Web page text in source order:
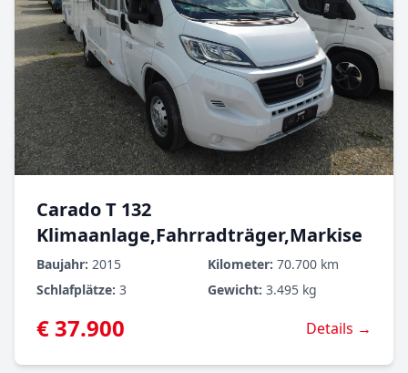
Carado T 132
Klimaanlage,Fahrradträger,Markise
Baujahr: 2015 Kilometer: 70.700 km
Schlafplätze: 3 Gewicht: 3.495 kg
€ 37.900 Details →